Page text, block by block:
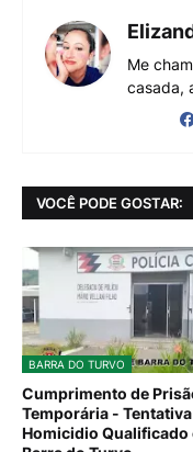
Me
casada,
VOCÊ PODE GOSTAR:
BARRA DO TURVO
Cumprimento de
Temporária -
Homicidio Qualificado